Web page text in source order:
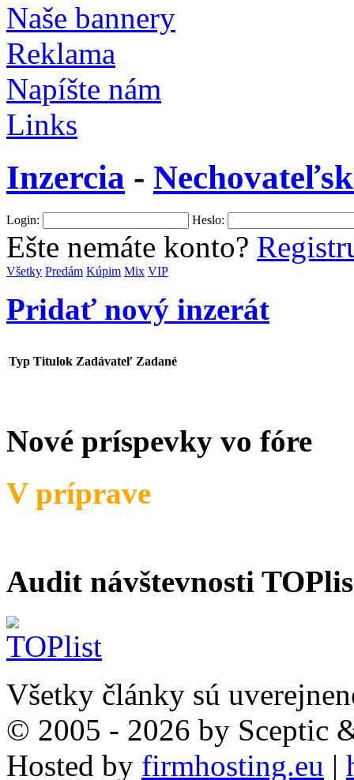
Naše bannery
Reklama
Napíšte nám
Links
Inzercia -
Login: Heslo:
Ešte nemáte konto?
Všetky Predám Kúpim Mix VIP
Pridať nový inzerát
Typ Titulok Zadávateľ Zadané
Nové príspevky vo fóre
V príprave
Audit návštevnosti
Všetky články sú
© 2005 - 2026 by Sceptic
Hosted by firmhosting.eu |